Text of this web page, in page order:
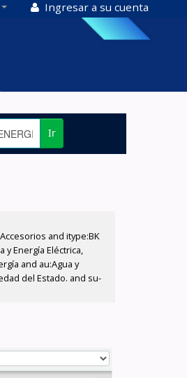
Ingresar a su cuenta
Ir
and itype:BK
y Energía Eléctrica,
and au:Agua y
del Estado. and su-